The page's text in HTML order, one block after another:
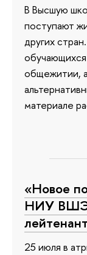
В Высшую
поступают
других
общежитии,
материале
«Новое
НИУ ВШЭ
25 июля в